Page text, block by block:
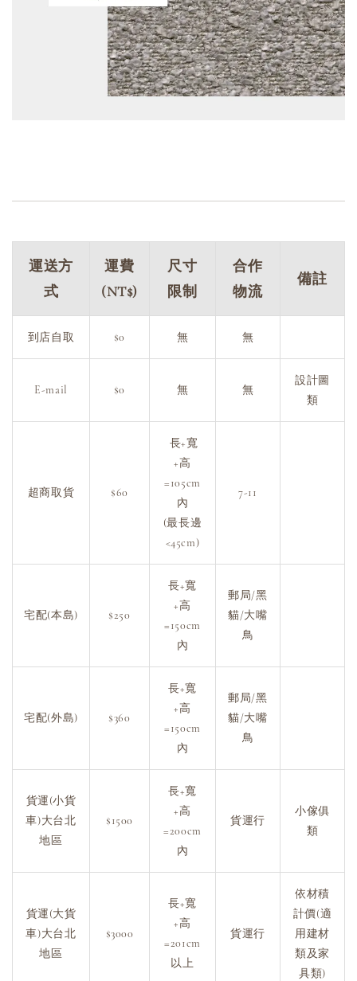
運送方
式
運費
(NT$)
尺寸
限制
合作
物流
備註
到店自取 $0 無 無
E-mail $0 無 無
設計圖
類
超商取貨 $60
長+寬
+高
=105cm
內
(最長邊
<45cm)
7-11
宅配(本島) $250
長+寬
+高
=150cm
內
郵局/黑
貓/大嘴
鳥
宅配(外島) $360
長+寬
+高
=150cm
內
郵局/黑
貓/大嘴
鳥
貨運(小貨
車)大台北
地區
$1500
長+寬
+高
=200cm
內
貨運行
小傢俱
類
貨運(大貨
車)大台北
地區
$3000
長+寬
+高
=201cm
以上
貨運行
依材積
計價(適
用建材
類及家
具類)